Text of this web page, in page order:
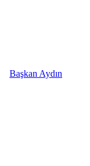
Başkan Aydın